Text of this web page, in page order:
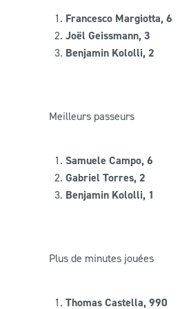
Francesco Margiotta, 6
Joël Geissmann, 3
Benjamin Kololli, 2
Meilleurs passeurs
Samuele Campo, 6
Gabriel Torres, 2
Benjamin Kololli, 1
Plus de minutes jouées
Thomas Castella, 990